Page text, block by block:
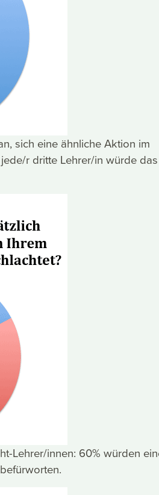
sich eine ähnliche Aktion im
r dritte Lehrer/in würde
Lehrer/innen: 60% würden